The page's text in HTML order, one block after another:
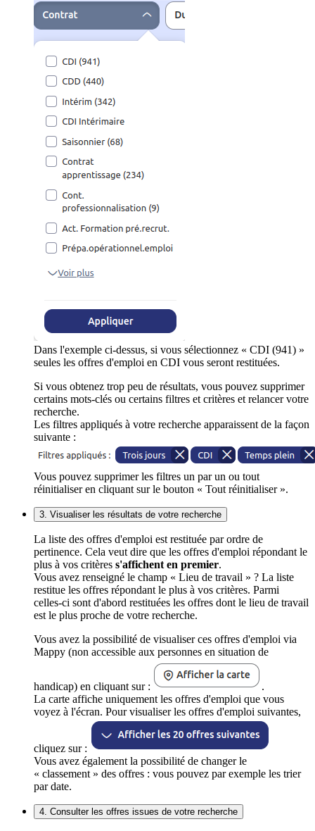
Dans l'exemple ci-dessus, si vous sélectionnez « CDI (941) »
seules les offres d'emploi en CDI vous seront restituées.
Si vous obtenez trop peu de résultats, vous pouvez supprimer
certains mots-clés ou certains filtres et critères et relancer votre
recherche.
Les filtres appliqués à votre recherche apparaissent de la façon
suivante :
Vous pouvez supprimer les filtres un par un ou tout
réinitialiser en cliquant sur le bouton « Tout réinitialiser ».
3. Visualiser les résultats de votre recherche
La liste des offres d'emploi est restituée par ordre de
pertinence. Cela veut dire que les offres d'emploi répondant le
plus à vos critères s'affichent en premier.
Vous avez renseigné le champ « Lieu de travail » ? La liste
restitue les offres répondant le plus à vos critères. Parmi
celles-ci sont d'abord restituées les offres dont le lieu de travail
est le plus proche de votre recherche.
Vous avez la possibilité de visualiser ces offres d'emploi via
Mappy (non accessible aux personnes en situation de
handicap) en cliquant sur :
.
La carte affiche uniquement les offres d'emploi que vous
voyez à l'écran. Pour visualiser les offres d'emploi suivantes,
cliquez sur :
Vous avez également la possibilité de changer le
« classement » des offres : vous pouvez par exemple les trier
par date.
4. Consulter les offres issues de votre recherche